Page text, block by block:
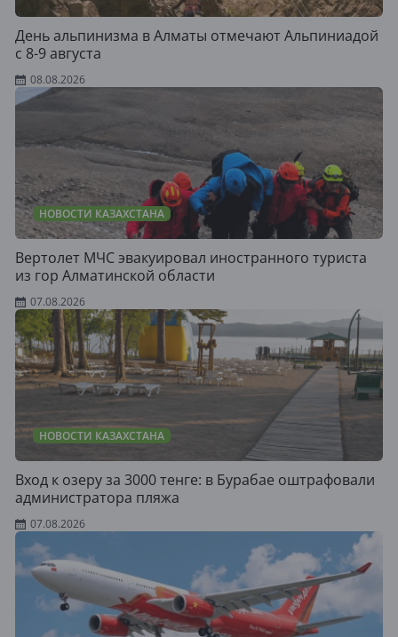
День альпинизма в Алматы отмечают Альпиниадой
с 8-9 августа
08.08.2026
НОВОСТИ КАЗАХСТАНА
Вертолет МЧС эвакуировал иностранного туриста
из гор Алматинской области
07.08.2026
НОВОСТИ КАЗАХСТАНА
Вход к озеру за 3000 тенге: в Бурабае оштрафовали
администратора пляжа
07.08.2026